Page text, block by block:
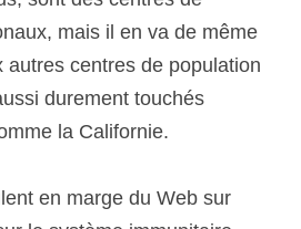
mais il en va de même
autres centres de population
durement touchés
la Californie.
en marge du Web sur